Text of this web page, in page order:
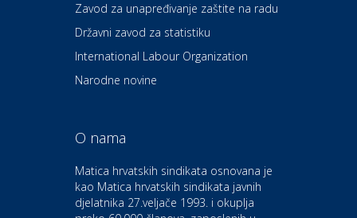
Dental Sudar
Dom i dizajn
Euro-vrt – kosilice, motorne
Odmor
Bistrica
Zavod za unapređivanje zaštite na radu
Državni zavod za statistiku
International Labour Organization
Narodne novine
O nama
Matica hrvatskih sindikata osnovana je
kao Matica hrvatskih sindikata javnih
djelatnika 27.veljače 1993. i okuplja